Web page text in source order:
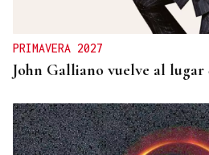
PRIMAVERA 2027
John Galliano vuelve al lugar